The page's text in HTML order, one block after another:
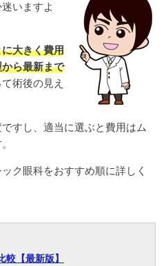
いますよ
大きく費用
ら最新まで
術後の見え
すし、適当に選ぶと費用はム
ク眼科をおすすめ順に詳しく
較【最新版】